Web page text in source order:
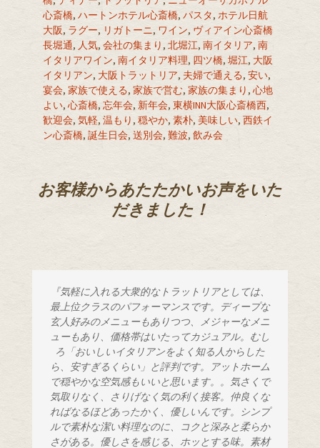
心斎橋, ハートンホテル心斎橋, パスタ, ホテル日航
大阪, ラグー, リガトーニ, ワイン, ヴィアイン心斎橋
長堀通, 人気, 会社の集まり , 北堀江, 南イタリア, 南
イタリアワイン, 南イタリア料理, 四ツ橋, 堀江, 大阪
イタリアン, 大阪トラットリア, 夫婦で通える, 安い,
宴会, 家族で使える, 家族で営む, 家族の集まり , 心地
よい, 心斎橋, 忘年会, 新年会, 東横INN大阪心斎橋西,
歓迎会, 気軽, 温もり , 穏やか, 素朴, 美味しい, 西鉄イ
ン心斎橋, 誕生日会, 送別会, 難波, 飲み会
お客様からあたたかいお声をいた
だきました！
『気軽に入れる大衆的なトラットリアとしては、
最上位クラスのパフォーマンスです。ディープな
玄人好みのメニューもありつつ、メジャーなメニ
ューもあり、価格帯はいたってカジュアル。むし
ろ「おいしいイタリアンをよく知る人からした
ら、安すぎるくらい」と評判です。アットホーム
で穏やかな空気感もいいと思います。。気さくで
気取りなく、さりげなく気の利く接客。仲良くな
ればなるほどあったかく、優しいんです。シンプ
ルで素朴な潔い料理なのに、コクと深みと柔らか
さがある。優しさを感じる、ホッとする味。素材